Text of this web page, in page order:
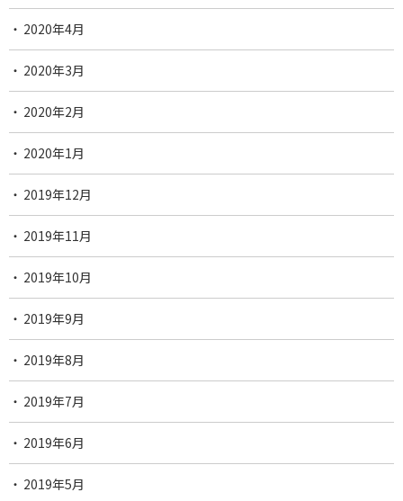
2020年4月
2020年3月
2020年2月
2020年1月
2019年12月
2019年11月
2019年10月
2019年9月
2019年8月
2019年7月
2019年6月
2019年5月